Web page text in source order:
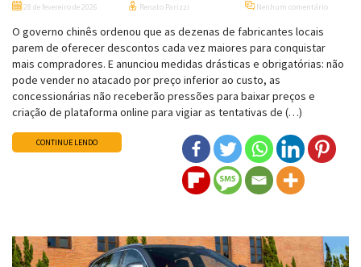
28 de fevereiro de 2026 Renato Parizzi Nenhum comentário
O governo chinês ordenou que as dezenas de fabricantes locais
parem de oferecer descontos cada vez maiores para conquistar
mais compradores. E anunciou medidas drásticas e obrigatórias: não
pode vender no atacado por preço inferior ao custo, as
concessionárias não receberão pressões para baixar preços e
criação de plataforma online para vigiar as tentativas de (…)
CONTINUE LENDO